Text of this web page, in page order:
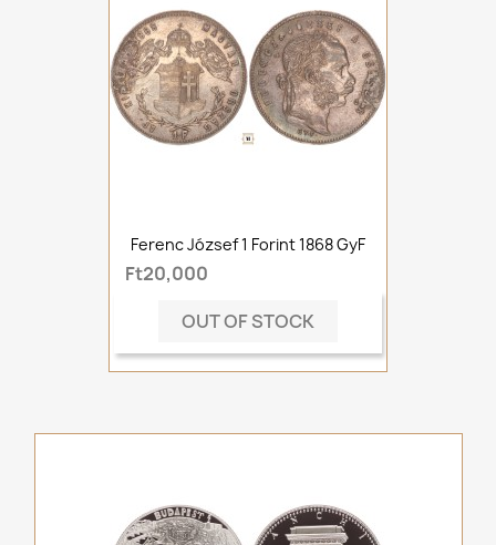
Ferenc József 1 Forint 1868 GyF
Ft20,000
OUT OF STOCK